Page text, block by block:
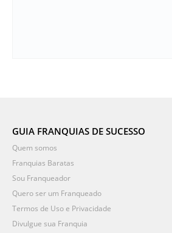
GUIA FRANQUIAS DE SUCESSO
Quem somos
Franquias Baratas
Sou Franqueador
Quero ser um Franqueado
Termos de Uso e Privacidade
Divulgue sua Franquia